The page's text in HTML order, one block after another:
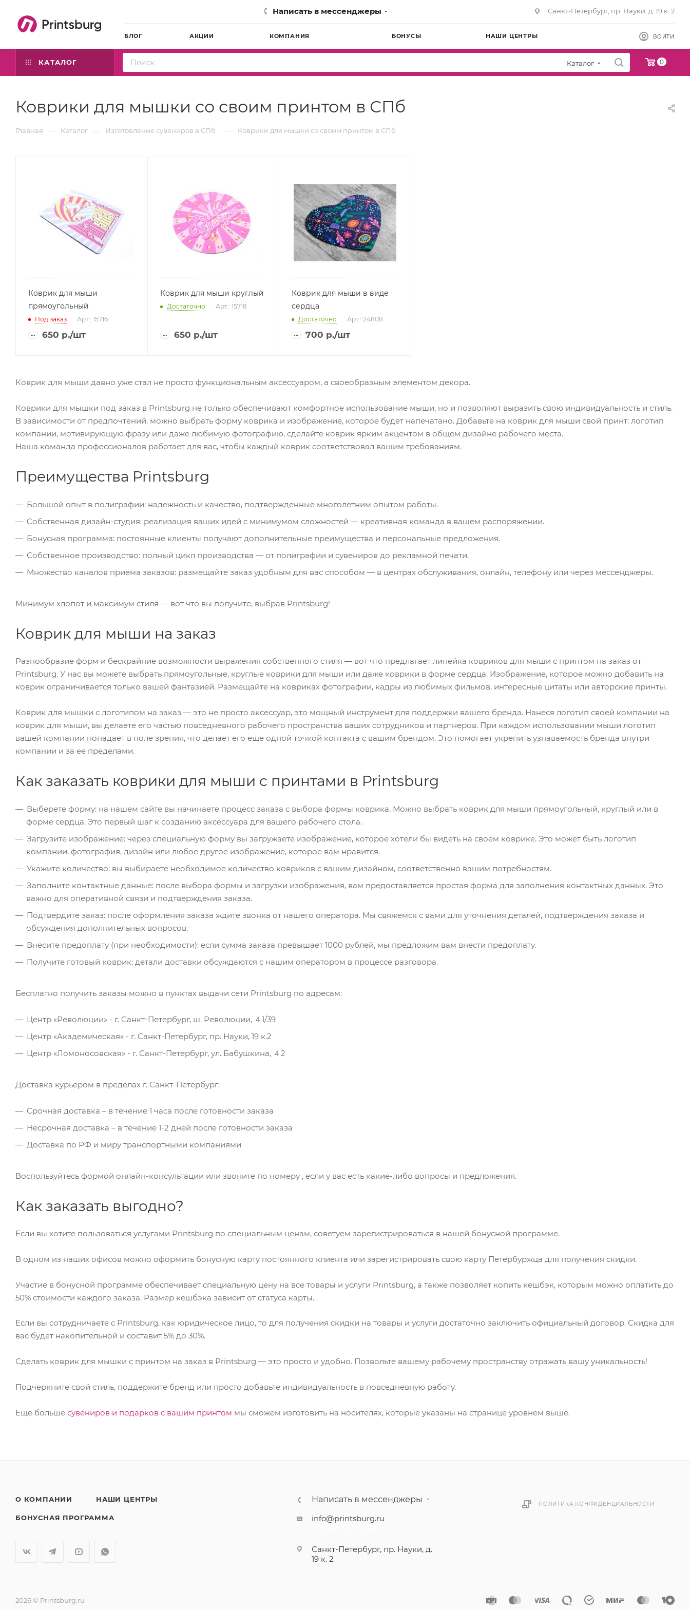
Написать в мессенджеры Санкт-Петербург, пр. Науки, д. 19 к. 2
БЛОГ АКЦИИ КОМПАНИЯ БОНУСЫ НАШИ ЦЕНТРЫ ВОЙТИ
КАТАЛОГ Каталог 0
Коврики для мышки со своим принтом в СПб
Главная — Каталог — Изготовление сувениров в СПб — Коврики для мышки со своим принтом в СПб
Коврик для мыши
прямоугольный
Под заказ Арт.: 15716
650 р./шт
Коврик для мыши круглый
Достаточно Арт.: 15718
650 р./шт
Коврик для мыши в виде
сердца
Достаточно Арт.: 24808
700 р./шт
Коврик для мыши давно уже стал не просто функциональным аксессуаром, а своеобразным элементом декора.
Коврики для мышки под заказ в Printsburg не только обеспечивают комфортное использование мыши, но и позволяют выразить свою индивидуальность и стиль.
В зависимости от предпочтений, можно выбрать форму коврика и изображение, которое будет напечатано. Добавьте на коврик для мыши свой принт: логотип
компании, мотивирующую фразу или даже любимую фотографию, сделайте коврик ярким акцентом в общем дизайне рабочего места.
Наша команда профессионалов работает для вас, чтобы каждый коврик соответствовал вашим требованиям.
Преимущества Printsburg
Большой опыт в полиграфии: надежность и качество, подтвержденные многолетним опытом работы.
Собственная дизайн-студия: реализация ваших идей с минимумом сложностей — креативная команда в вашем распоряжении.
Бонусная программа: постоянные клиенты получают дополнительные преимущества и персональные предложения.
Собственное производство: полный цикл производства — от полиграфии и сувениров до рекламной печати.
Множество каналов приема заказов: размещайте заказ удобным для вас способом — в центрах обслуживания, онлайн, телефону или через мессенджеры.
Минимум хлопот и максимум стиля — вот что вы получите, выбрав Printsburg!
Коврик для мыши на заказ
Разнообразие форм и бескрайние возможности выражения собственного стиля — вот что предлагает линейка ковриков для мыши с принтом на заказ от
Printsburg. У нас вы можете выбрать прямоугольные, круглые коврики для мыши или даже коврики в форме сердца. Изображение, которое можно добавить на
коврик ограничивается только вашей фантазией. Размещайте на ковриках фотографии, кадры из любимых фильмов, интересные цитаты или авторские принты.
Коврик для мышки с логотипом на заказ — это не просто аксессуар, это мощный инструмент для поддержки вашего бренда. Нанеся логотип своей компании на
коврик для мыши, вы делаете его частью повседневного рабочего пространства ваших сотрудников и партнеров. При каждом использовании мыши логотип
вашей компании попадает в поле зрения, что делает его еще одной точкой контакта с вашим брендом. Это помогает укрепить узнаваемость бренда внутри
компании и за ее пределами.
Как заказать коврики для мыши с принтами в Printsburg
Выберете форму: на нашем сайте вы начинаете процесс заказа с выбора формы коврика. Можно выбрать коврик для мыши прямоугольный, круглый или в
форме сердца. Это первый шаг к созданию аксессуара для вашего рабочего стола.
Загрузите изображение: через специальную форму вы загружаете изображение, которое хотели бы видеть на своем коврике. Это может быть логотип
компании, фотография, дизайн или любое другое изображение, которое вам нравится.
Укажите количество: вы выбираете необходимое количество ковриков с вашим дизайном, соответственно вашим потребностям.
Заполните контактные данные: после выбора формы и загрузки изображения, вам предоставляется простая форма для заполнения контактных данных. Это
важно для оперативной связи и подтверждения заказа.
Подтвердите заказ: после оформления заказа ждите звонка от нашего оператора. Мы свяжемся с вами для уточнения деталей, подтверждения заказа и
обсуждения дополнительных вопросов.
Внесите предоплату (при необходимости): если сумма заказа превышает 1000 рублей, мы предложим вам внести предоплату.
Получите готовый коврик: детали доставки обсуждаются с нашим оператором в процессе разговора.
Бесплатно получить заказы можно в пунктах выдачи сети Printsburg по адресам:
Центр «Революции» - г. Санкт-Петербург, ш. Революции, ４1/39
Центр «Академическая» - г. Санкт-Петербург, пр. Науки, 19 к.2
Центр «Ломоносовская» - г. Санкт-Петербург, ул. Бабушкина, ４2
Доставка курьером в пределах г. Санкт-Петербург:
Срочная доставка – в течение 1 часа после готовности заказа
Несрочная доставка – в течение 1-2 дней после готовности заказа
Доставка по РФ и миру транспортными компаниями
Воспользуйтесь формой онлайн-консультации или звоните по номеру , если у вас есть какие-либо вопросы и предложения.
Как заказать выгодно?
Если вы хотите пользоваться услугами Printsburg по специальным ценам, советуем зарегистрироваться в нашей бонусной программе.
В одном из наших офисов можно оформить бонусную карту постоянного клиента или зарегистрировать свою карту Петербуржца для получения скидки.
Участие в бонусной программе обеспечивает специальную цену на все товары и услуги Printsburg, а также позволяет копить кешбэк, которым можно оплатить до
50% стоимости каждого заказа. Размер кешбэка зависит от статуса карты.
Если вы сотрудничаете с Printsburg, как юридическое лицо, то для получения скидки на товары и услуги достаточно заключить официальный договор. Скидка для
вас будет накопительной и составит 5% до 30%.
Сделать коврик для мышки с принтом на заказ в Printsburg — это просто и удобно. Позвольте вашему рабочему пространству отражать вашу уникальность!
Подчеркните свой стиль, поддержите бренд или просто добавьте индивидуальность в повседневную работу.
Ещё больше сувениров и подарков с вашим принтом мы сможем изготовить на носителях, которые указаны на странице уровнем выше.
О КОМПАНИИ НАШИ ЦЕНТРЫ
БОНУСНАЯ ПРОГРАММА
Написать в мессенджеры
info@printsburg.ru
Санкт-Петербург, пр. Науки, д.
19 к. 2
ПОЛИТИКА КОНФИДЕНЦИАЛЬНОСТИ
2026 © Printsburg.ru